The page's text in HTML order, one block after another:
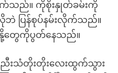
က်သည်။ ကိုစိုးနှုတ်ခမ်းကို
ဘဲ ပြန်စုပ်နမ်းလိုက်သည်။
နို့တွေကိုပွတ်နေသည်။
ညီးသံတိုးတိုးလေးထွက်သွား